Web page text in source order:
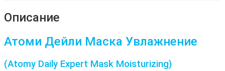
Описание
Атоми Дейли Маска Увлажнение
(Atomy Daily Expert Mask Moisturizing)